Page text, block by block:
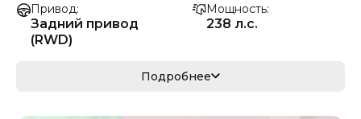
Привод
Задний привод
(RWD)
Мощность
238 л.с.
175 кВ
Подробнее